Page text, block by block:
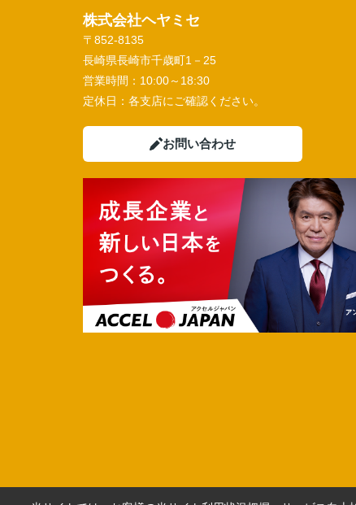
株式会社ヘヤミセ
〒852-8135
長崎県長崎市千歳町1－25
営業時間： 10:00～18:30
定休日： 各支店にご確認ください。
お問い合わせ